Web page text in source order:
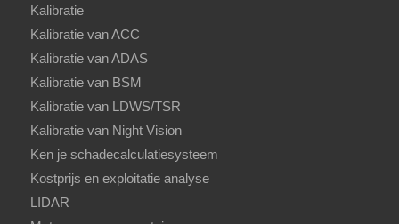
Kalibratie
Kalibratie van ACC
Kalibratie van ADAS
Kalibratie van BSM
Kalibratie van LDWS/TSR
Kalibratie van Night Vision
Ken je schadecalculatiesysteem
Kostprijs en exploitatie analyse
LIDAR